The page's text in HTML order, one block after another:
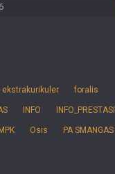
ekstrakurikuler foralis
INFO INFO_PRESTASI
Osis PA SMANGAS